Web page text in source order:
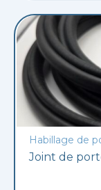
Habillage de
Joint de